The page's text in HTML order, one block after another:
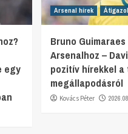
egy
Arsenal hírek
Bruno Guimaraes
Arsenalhoz –
pozitív hírekkel a
megállapodásról
Kovács Péter